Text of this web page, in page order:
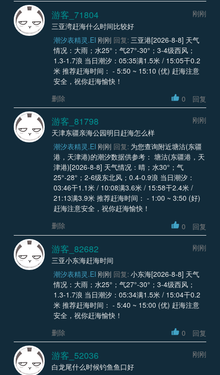
游客_71804
刚刚
三亚湾赶海什么时间比较好
潮汐表精灵.EI 刚刚 回复: 三亚港[2026-8-8] 天气
情况：大雨；水25°；气27°-30°；3-4级西风；
1.3-1.7浪 当日潮汐：05:35满1.5米 / 15:05干0.2
米 推荐赶海时间： - 5:50 ~ 15:10 (优) 赶海注意
安全，祝你赶海愉快！
删除
0 回复
游客_81798
刚刚
天津东疆亲海公园明日赶海怎么样
潮汐表精灵.EI 刚刚 回复: 为您查询附近塘沽(东疆
港，天津港)的潮汐数据供参考： 塘沽(东疆港，天
津港)[2026-8-8] 天气情况：晴；水30°；气
25°-28°；2-6级东北风；0.4-0.9浪 当日潮汐：
03:46干1.1米 / 10:08满3.6米 / 15:58干2.4米 /
21:13满3.9米 推荐赶海时间： - 1:00 ~ 3:50 (好)
赶海注意安全，祝你赶海愉快！
删除
0 回复
游客_82682
刚刚
三亚小东海赶海时间
潮汐表精灵.EI 刚刚 回复: 小东海[2026-8-8] 天气
情况：大雨；水25°；气27°-30°；3-4级西风；
1.3-1.7浪 当日潮汐：05:34满1.5米 / 15:04干0.2
米 推荐赶海时间： - 5:40 ~ 15:00 (优) 赶海注意
安全，祝你赶海愉快！
删除
0 回复
游客_52036
刚刚
白龙尾什么时候钓鱼鱼口好